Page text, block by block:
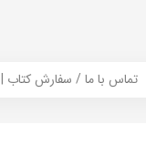
Contact Us / Order Book | تماس با ما / سفارش کتاب